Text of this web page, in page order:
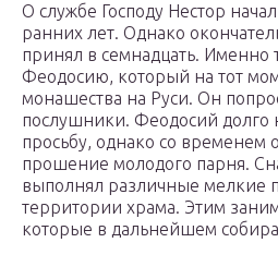
О службе Господу Нестор
ранних лет. Однако
принял в семнадцать. Именно
Феодосию, который на тот
монашества на Руси. Он
послушники. Феодосий долго
просьбу, однако со временем
прошение молодого парня.
выполнял различные мелкие
территории храма. Этим
которые в дальнейшем